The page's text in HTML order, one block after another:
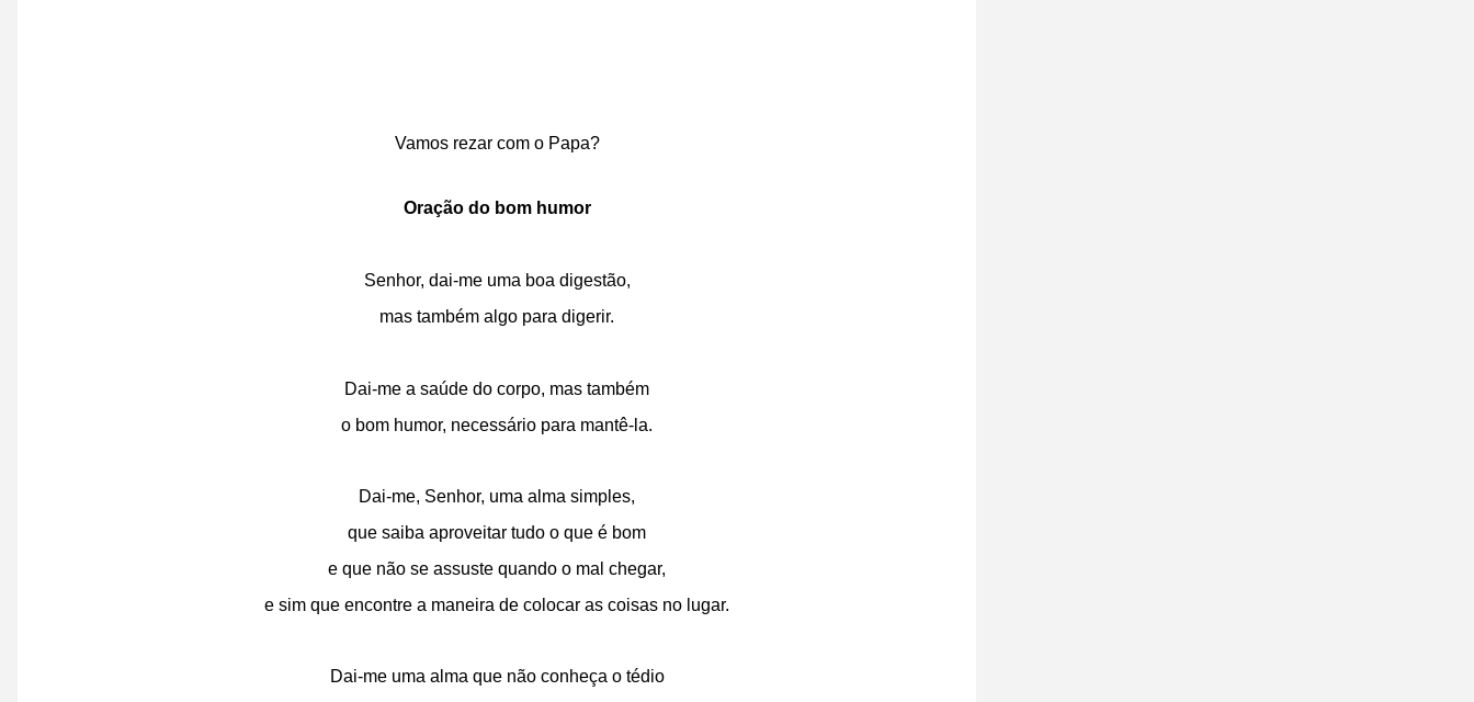
Vamos rezar com o Papa?
Oração do bom humor
Senhor, dai-me uma boa digestão,
mas também algo para digerir.
Dai-me a saúde do corpo, mas também
o bom humor, necessário para mantê-la.
Dai-me, Senhor, uma alma simples,
que saiba aproveitar tudo o que é bom
e que não se assuste quando o mal chegar,
e sim que encontre a maneira de colocar as coisas no lugar.
Dai-me uma alma que não conheça o tédio